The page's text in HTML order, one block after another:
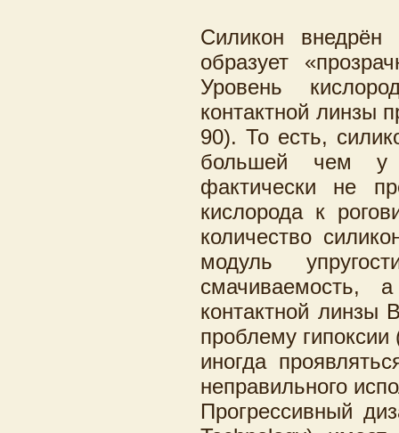
Силикон
образует
Уровень
контактной линзы
90). То есть,
большей чем у
фактически не
кислорода к
количество
модуль
смачиваемость,
контактной линзы
проблему гипоксии
иногда
неправильного
Прогрессивный